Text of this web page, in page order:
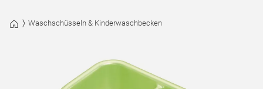
Waschschüsseln & Kinderwaschbecken